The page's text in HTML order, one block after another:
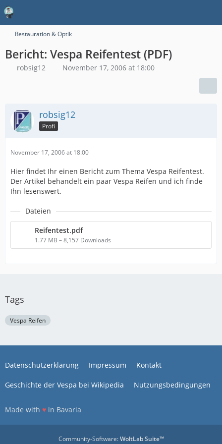
Restauration & Optik
Bericht: Vespa Reifentest (PDF)
robsig12 November 17, 2006 at 18:00
robsig12
Profi
November 17, 2006 at 18:00
Hier findet Ihr einen Bericht zum Thema Vespa Reifentest.
Der Artikel behandelt ein paar Vespa Reifen und ich finde
Ihn lesenswert.
Dateien
Reifentest.pdf
1.77 MB – 8,157 Downloads
Tags
Vespa Reifen
Datenschutzerklärung Impressum Kontakt
Geschichte der Vespa bei Wikipedia Nutzungsbedingungen
Made with ♥ in Bavaria
Community-Software:WoltLab Suite™